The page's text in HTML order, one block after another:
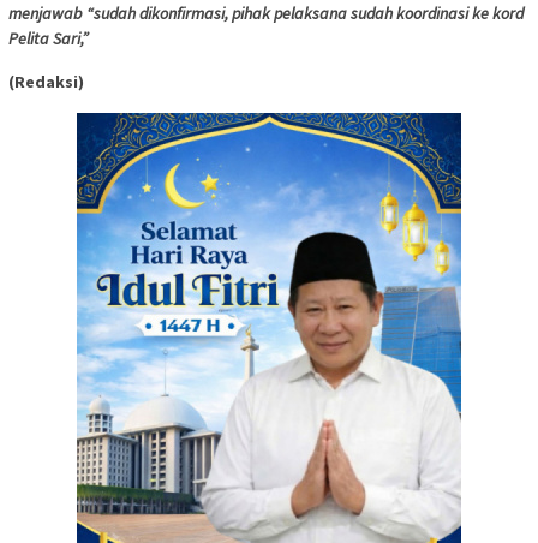
menjawab “sudah dikonfirmasi, pihak pelaksana sudah koordinasi ke kord
Pelita Sari,”
(Redaksi)